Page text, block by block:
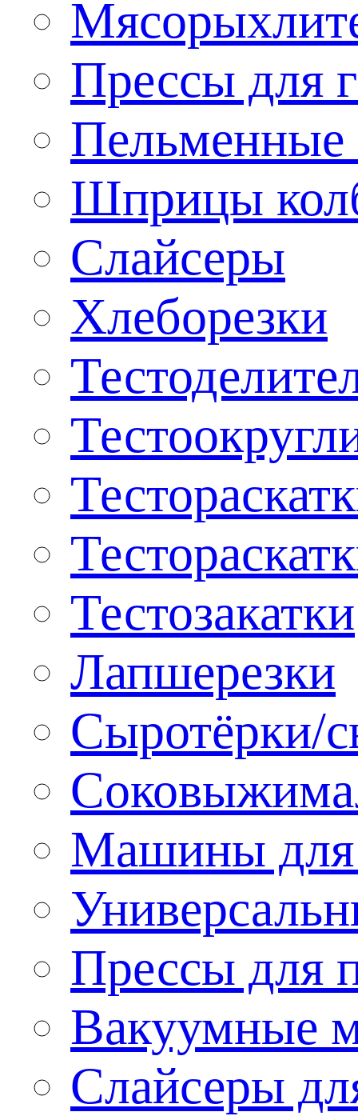
Прессы для
Пельменные
Шприцы
Слайсеры
Хлеборезки
Тестозакатки
Лапшерезки
Сыротёрки/
Машины для
Прессы для
Вакуумные
Слайсеры